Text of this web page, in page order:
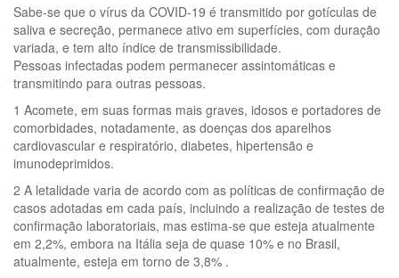
Sabe-se que o vírus da COVID-19 é transmitido por gotículas de
saliva e secreção, permanece ativo em superfícies, com duração
variada, e tem alto índice de transmissibilidade.
Pessoas infectadas podem permanecer assintomáticas e
transmitindo para outras pessoas.
1 Acomete, em suas formas mais graves, idosos e portadores de
comorbidades, notadamente, as doenças dos aparelhos
cardiovascular e respiratório, diabetes, hipertensão e
imunodeprimidos.
2 A letalidade varia de acordo com as políticas de confirmação de
casos adotadas em cada país, incluindo a realização de testes de
confirmação laboratoriais, mas estima-se que esteja atualmente
em 2,2%, embora na Itália seja de quase 10% e no Brasil,
atualmente, esteja em torno de 3,8% .